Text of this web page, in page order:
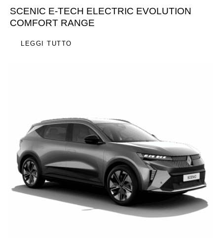
SCENIC E-TECH ELECTRIC EVOLUTION
COMFORT RANGE
LEGGI TUTTO